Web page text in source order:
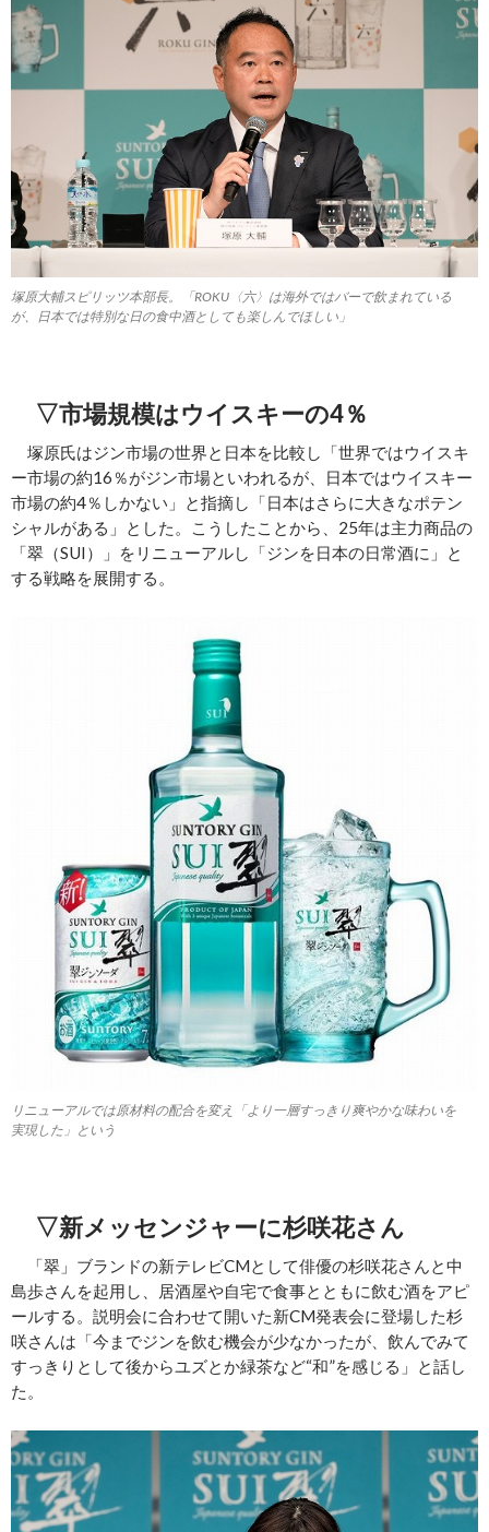
塚原大輔スピリッツ本部長。「ROKU〈六〉は海外ではバーで飲まれている
が、日本では特別な日の食中酒としても楽しんでほしい」
▽市場規模はウイスキーの4％
塚原氏はジン市場の世界と日本を比較し「世界ではウイスキ
ー市場の約16％がジン市場といわれるが、日本ではウイスキー
市場の約4％しかない」と指摘し「日本はさらに大きなポテン
シャルがある」とした。こうしたことから、25年は主力商品の
「翠（SUI）」をリニューアルし「ジンを日本の日常酒に」と
する戦略を展開する。
リニューアルでは原材料の配合を変え「より一層すっきり爽やかな味わいを
実現した」という
▽新メッセンジャーに杉咲花さん
「翠」ブランドの新テレビCMとして俳優の杉咲花さんと中
島歩さんを起用し、居酒屋や自宅で食事とともに飲む酒をアピ
ールする。説明会に合わせて開いた新CM発表会に登場した杉
咲さんは「今までジンを飲む機会が少なかったが、飲んでみて
すっきりとして後からユズとか緑茶など“和”を感じる」と話し
た。